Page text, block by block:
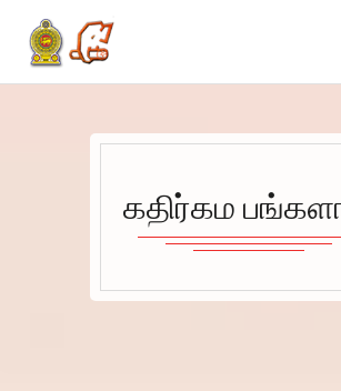
கதிர்கம